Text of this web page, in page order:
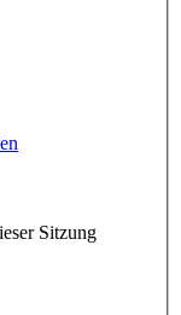
Sitzung